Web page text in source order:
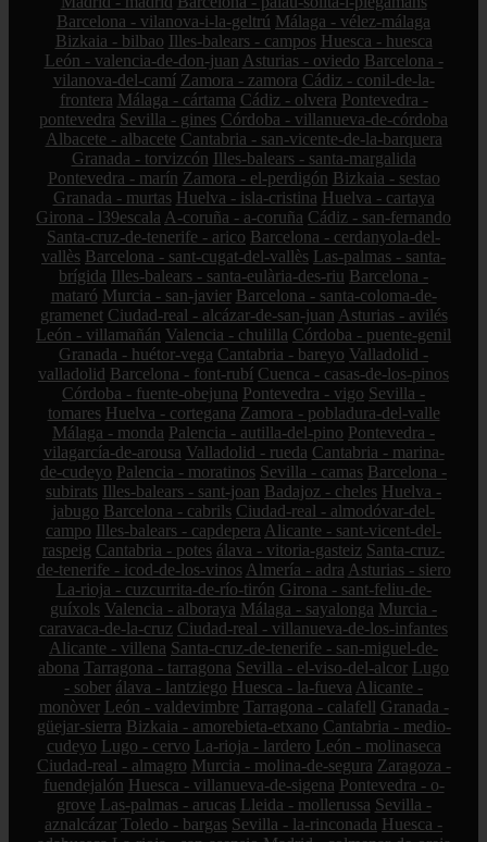
Barcelona - vilanova-i-la-geltrú Málaga - vélez-málaga
Bizkaia - bilbao Illes-balears - campos Huesca - huesca
León - valencia-de-don-juan Asturias - oviedo Barcelona -
vilanova-del-camí Zamora - zamora Cádiz - conil-de-la-
frontera Málaga - cártama Cádiz - olvera Pontevedra -
pontevedra Sevilla - gines Córdoba - villanueva-de-córdoba
Albacete - albacete Cantabria - san-vicente-de-la-barquera
Granada - torvizcón Illes-balears - santa-margalida
Pontevedra - marín Zamora - el-perdigón Bizkaia - sestao
Granada - murtas Huelva - isla-cristina Huelva - cartaya
Girona - l39escala A-coruña - a-coruña Cádiz - san-fernando
Santa-cruz-de-tenerife - arico Barcelona - cerdanyola-del-
vallès Barcelona - sant-cugat-del-vallès Las-palmas - santa-
brígida Illes-balears - santa-eulària-des-riu Barcelona -
mataró Murcia - san-javier Barcelona - santa-coloma-de-
gramenet Ciudad-real - alcázar-de-san-juan Asturias - avilés
León - villamañán Valencia - chulilla Córdoba - puente-genil
Granada - huétor-vega Cantabria - bareyo Valladolid -
valladolid Barcelona - font-rubí Cuenca - casas-de-los-pinos
Córdoba - fuente-obejuna Pontevedra - vigo Sevilla -
tomares Huelva - cortegana Zamora - pobladura-del-valle
Málaga - monda Palencia - autilla-del-pino Pontevedra -
vilagarcía-de-arousa Valladolid - rueda Cantabria - marina-
de-cudeyo Palencia - moratinos Sevilla - camas Barcelona -
subirats Illes-balears - sant-joan Badajoz - cheles Huelva -
jabugo Barcelona - cabrils Ciudad-real - almodóvar-del-
campo Illes-balears - capdepera Alicante - sant-vicent-del-
raspeig Cantabria - potes álava - vitoria-gasteiz Santa-cruz-
de-tenerife - icod-de-los-vinos Almería - adra Asturias - siero
La-rioja - cuzcurrita-de-río-tirón Girona - sant-feliu-de-
guíxols Valencia - alboraya Málaga - sayalonga Murcia -
caravaca-de-la-cruz Ciudad-real - villanueva-de-los-infantes
Alicante - villena Santa-cruz-de-tenerife - san-miguel-de-
abona Tarragona - tarragona Sevilla - el-viso-del-alcor Lugo
- sober álava - lantziego Huesca - la-fueva Alicante -
monòver León - valdevimbre Tarragona - calafell Granada -
güejar-sierra Bizkaia - amorebieta-etxano Cantabria - medio-
cudeyo Lugo - cervo La-rioja - lardero León - molinaseca
Ciudad-real - almagro Murcia - molina-de-segura Zaragoza -
fuendejalón Huesca - villanueva-de-sigena Pontevedra - o-
grove Las-palmas - arucas Lleida - mollerussa Sevilla -
aznalcázar Toledo - bargas Sevilla - la-rinconada Huesca -